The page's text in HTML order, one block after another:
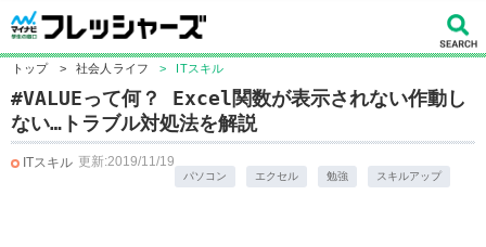
トップ > 社会人ライフ > ITスキル
#VALUEって何？ Excel関数が表示されない作動し
ない…トラブル対処法を解説
ITスキル 更新:2019/11/19
パソコン エクセル 勉強 スキルアップ